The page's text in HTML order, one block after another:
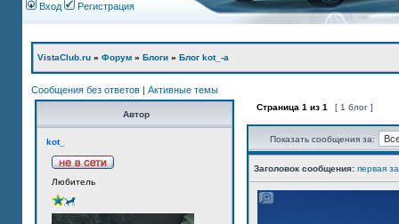
Вход Регистрация
VistaClub.ru » Форум » Блоги » Блог kot_-а
Сообщения без ответов | Активные темы
Автор
kot_
Любитель
Страница 1 из 1 [ 1 блог ]
Показать сообщения за:
Заголовок сообщения: первая